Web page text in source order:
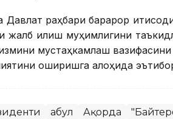
раҳбари барқарор
жалб қилиш муҳимлигини
мустаҳкамлаш
оширишга алоҳида эътибор
Қабул Ақорда